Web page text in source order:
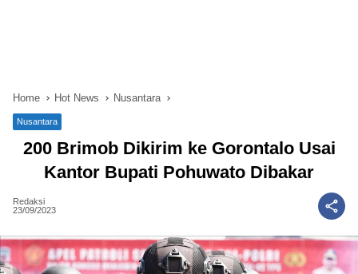
Home Hot News Nusantara
Nusantara
200 Brimob Dikirim ke Gorontalo Usai
Kantor Bupati Pohuwato Dibakar
Redaksi
23/09/2023